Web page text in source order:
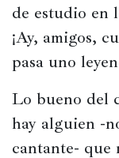
de estudio en
¡Ay, amigos,
pasa uno
Lo bueno del
hay alguien -
cantante- que